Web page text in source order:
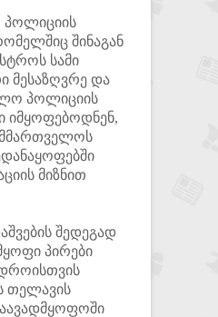
შინაგან
სამი
მესაზღვრე და
პოლიციის
იმყოფებოდნენ,
მიზნით
შედეგად
პირები
თელავის